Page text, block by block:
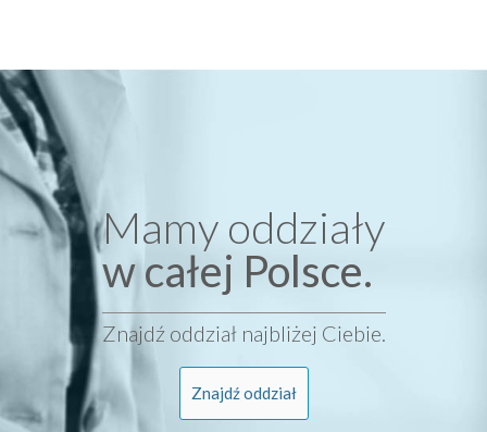
Mamy oddziały
w całej Polsce.
Znajdź oddział najbliżej Ciebie.
Znajdź oddział